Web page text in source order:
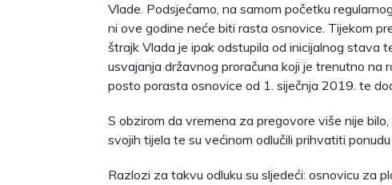
Vlade. Podsjećamo, na samom početku
ni ove godine neće biti rasta osnovice. Tijekom
štrajk Vlada je ipak odstupila od inicijalnog stava
usvajanja državnog proračuna koji je trenutno na
posto porasta osnovice od 1. siječnja 2019. te
S obzirom da vremena za pregovore više nije
svojih tijela te su većinom odlučili prihvatiti
Razlozi za takvu odluku su sljedeći: osnovicu za